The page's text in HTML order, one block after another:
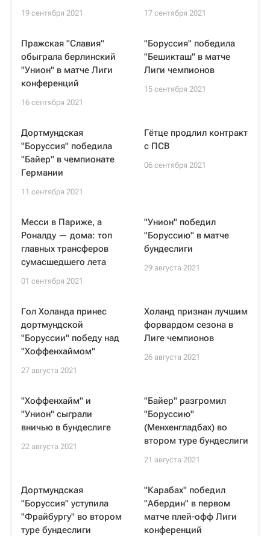
19 сентября 2021 17 сентября 2021
Пражская "Славия"
обыграла берлинский
"Унион" в матче Лиги
конференций
16 сентября 2021
"Боруссия" победила
"Бешикташ" в матче
Лиги чемпионов
15 сентября 2021
Дортмундская
"Боруссия" победила
"Байер" в чемпионате
Германии
11 сентября 2021
Гётце продлил контракт
с ПСВ
06 сентября 2021
Месси в Париже, а
Роналду — дома: топ
главных трансферов
сумасшедшего лета
01 сентября 2021
"Унион" победил
"Боруссию" в матче
бундеслиги
29 августа 2021
Гол Холанда принес
дортмундской
"Боруссии" победу над
"Хоффенхаймом"
27 августа 2021
Холанд признан лучшим
форвардом сезона в
Лиге чемпионов
26 августа 2021
"Хоффенхайм" и
"Унион" сыграли
вничью в бундеслиге
22 августа 2021
"Байер" разгромил
"Боруссию"
(Менхенгладбах) во
втором туре бундеслиги
21 августа 2021
Дортмундская
"Боруссия" уступила
"Фрайбургу" во втором
туре бундеслиги
"Карабах" победил
"Абердин" в первом
матче плей-офф Лиги
конференций